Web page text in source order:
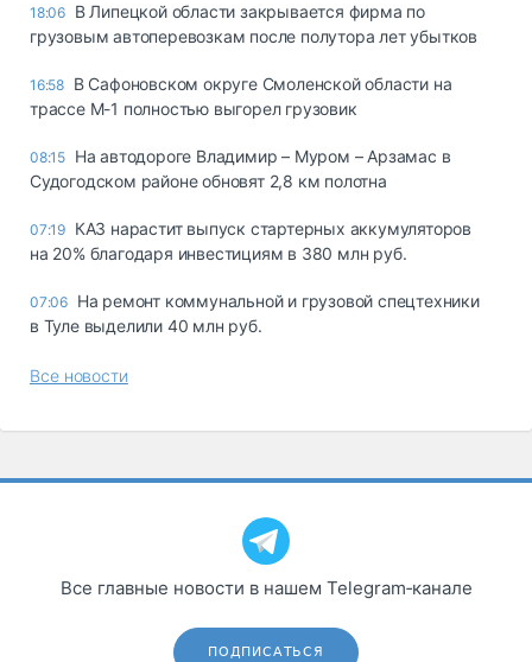
18:06 В Липецкой области закрывается фирма по
грузовым автоперевозкам после полутора лет убытков
16:58 В Сафоновском округе Смоленской области на
трассе М-1 полностью выгорел грузовик
08:15 На автодороге Владимир – Муром – Арзамас в
Судогодском районе обновят 2,8 км полотна
07:19 КАЗ нарастит выпуск стартерных аккумуляторов
на 20% благодаря инвестициям в 380 млн руб.
07:06 На ремонт коммунальной и грузовой спецтехники
в Туле выделили 40 млн руб.
Все новости
Все главные новости в нашем Telegram‑канале
ПОДПИСАТЬСЯ